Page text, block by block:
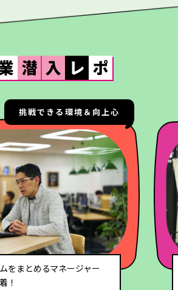
挑戦できる環境＆向上心
をまとめるマネージャー
！